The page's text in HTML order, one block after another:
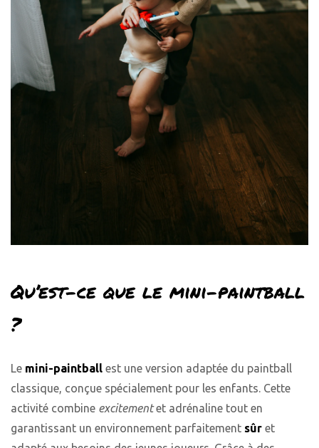
Qu’est-ce que le mini-paintball
?
Le mini-paintball est une version adaptée du paintball
classique, conçue spécialement pour les enfants. Cette
activité combine excitementet adrénaline tout en
garantissant un environnement parfaitement sûr et